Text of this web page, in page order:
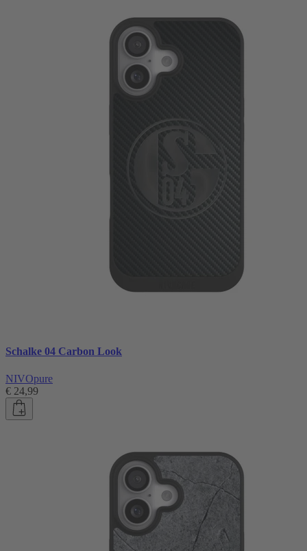
Schalke 04 Carbon Look
NIVOpure
€ 24,99